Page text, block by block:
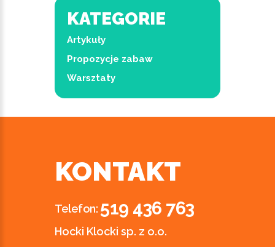
KATEGORIE
Artykuły
Propozycje zabaw
Warsztaty
KONTAKT
Telefon: 519 436 763
Hocki Klocki sp. z o.o.